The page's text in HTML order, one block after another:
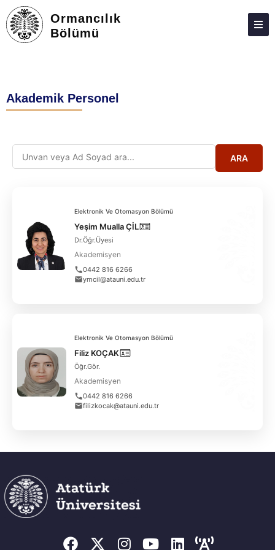
Ormancılık
Bölümü
ÖNLISANS
ADAY ÖĞRENCILER
Akademik Personel
ARA
Elektronik Ve Otomasyon Bölümü
Yeşim Mualla ÇİL
Dr.Öğr.Üyesi
Akademisyen
0442 816 6266
ymcil@atauni.edu.tr
Elektronik Ve Otomasyon Bölümü
Filiz KOÇAK
Öğr.Gör.
Akademisyen
0442 816 6266
filizkocak@atauni.edu.tr